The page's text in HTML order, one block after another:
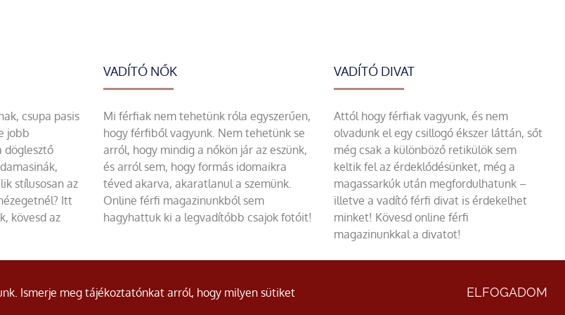
csupa pasis
jobb
döglesztő
stílusosan az
Itt
kövesd az
VADÍTÓ NŐK
Mi férfiak nem tehetünk róla egyszerűen,
hogy férfiből vagyunk. Nem tehetünk se
arról, hogy mindig a nőkön jár az eszünk,
és arról sem, hogy formás idomaikra
téved akarva, akaratlanul a szemünk.
Online férfi magazinunkból sem
hagyhattuk ki a legvadítóbb csajok fotóit!
VADÍTÓ DIVAT
Attól hogy férfiak vagyunk, és nem
olvadunk el egy csillogó ékszer láttán, sőt
még csak a különböző retikülök sem
keltik fel az érdeklődésünket, még a
magassarkúk után megfordulhatunk –
illetve a vadító férfi divat is érdekelhet
minket! Kövesd online férfi
magazinunkkal a divatot!
Adatvédelmi nyilatkozat
Ismerje meg tájékoztatónkat arról, hogy milyen sütiket ELFOGADOM